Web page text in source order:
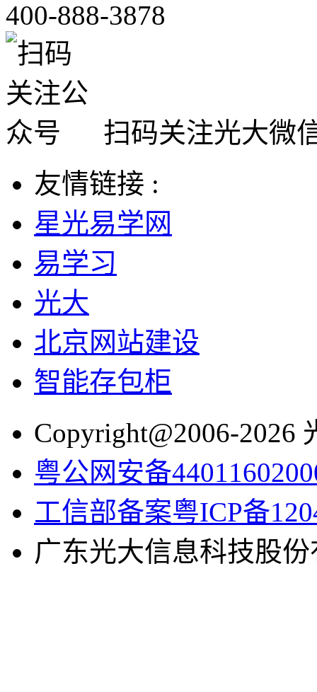
400-888-3878
扫码关注光大微
友情链接 :
星光易学网
易学习
光大
北京网站建设
智能存包柜
Copyright@2006-2026
粤公网安备
工信部备案粤ICP备
广东光大信息科技股